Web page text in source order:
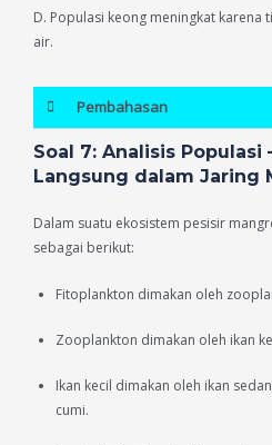
D. Populasi keong meningkat karena
air.
Pembahasan
Soal 7: Analisis Populasi
Langsung dalam Jaring
Dalam suatu ekosistem pesisir
sebagai berikut:
Fitoplankton dimakan oleh
Zooplankton dimakan oleh ikan
Ikan kecil dimakan oleh ikan
cumi.